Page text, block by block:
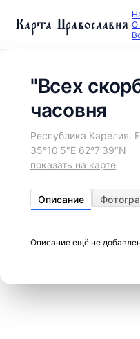
Карта Православия О
"Всех
часовня
Республика Карелия.
35°10′5″E 62°7′39″N
показать на карте
Описание
Описание ещё не